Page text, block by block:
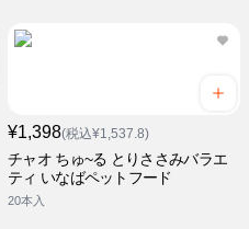
¥1,398(税込¥1,537.8)
チャオ ちゅ~る とりささみバラエ
ティ いなばペットフード
20本入